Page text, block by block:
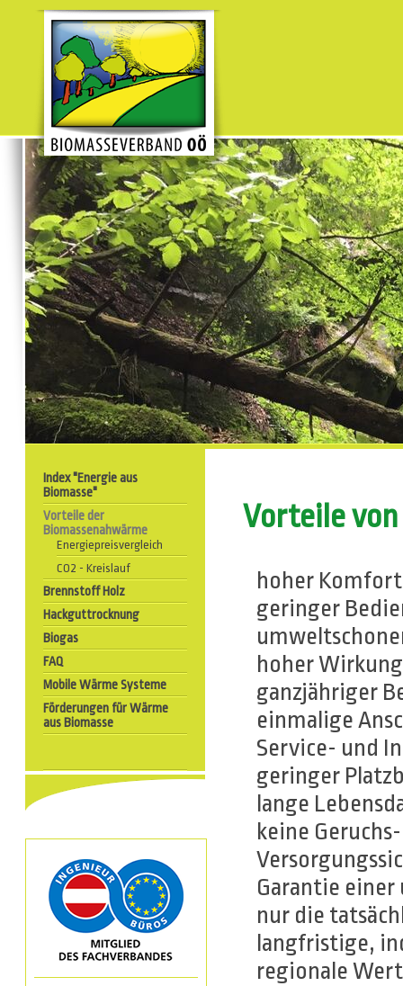
Index "Energie aus
Biomasse"
Vorteile der
Biomassenahwärme
Energiepreisvergleich
CO2 - Kreislauf
Brennstoff Holz
Hackguttrocknung
Biogas
FAQ
Mobile Wärme Systeme
Förderungen für Wärme
aus Biomasse
Vorteile
hoher
geringer
hoher
ganzjähriger
einmalige
Service- und
geringer
lange
keine
Garantie
nur die
langfristige,
regionale